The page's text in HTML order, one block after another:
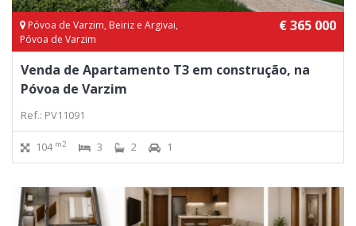
Póvoa de Varzim, Beiriz e Argivai,
Póvoa de Varzim
€ 365 000
Venda de Apartamento T3 em construção, na
Póvoa de Varzim
Ref.: PV11091
104 m2 3 2 1